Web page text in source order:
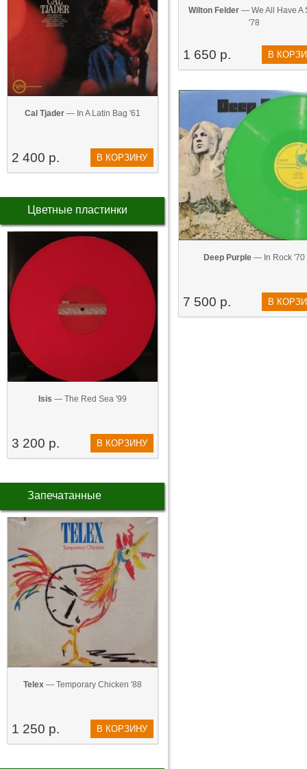
Cal Tjader — In A Latin Bag '61
2 400 р. В КОРЗИНУ
Цветные пластинки
Isis — The Red Sea '99
3 200 р. В КОРЗИНУ
Запечатанные
Telex — Temporary Chicken '88
1 250 р. В КОРЗИНУ
Wilton Felder— We All Have A
'78
1 650 р. В
Deep Purple— In Rock '70
7 500 р. В